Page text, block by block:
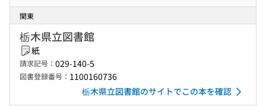
関東
栃木県立図書館
紙
請求記号： 029-140-5
図書登録番号： 1100160736
栃木県立図書館のサイトでこの本を確認